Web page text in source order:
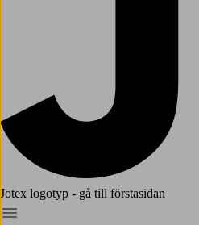
Jotex logotyp - gå till förstasidan
Meny